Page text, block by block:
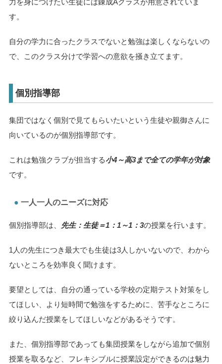
す。
自分の学力に合ったクラスでないと勉強は楽しくならないの
で、このクラス分けで学習への意欲を掻き立てます。
個別指導部
集団ではなく個別で見てもらいたいという生徒や親御さんに
向いているのが個別指導部です。
これは勉強クラブが担当する小4～高3まで全ての学年が対象
です。
一人一人のニーズに対応
個別指導部は、 先生：生徒＝1：1～1：3の授業を行います。
1人の先生につき最大でも生徒は3人しかいないので、わから
ないところを効率良く聞けます。
要望としては、自分の通っている学校の定期テスト対策をし
てほしい、より短時間で勉強をするために、苦手なところに
絞り込んだ授業をしてほしいなどがあるそうです。
また、個別指導部であっても集団授業をしながら追加で個別
授業を取るなど、フレキシブルに授業設定ができるのは魅力